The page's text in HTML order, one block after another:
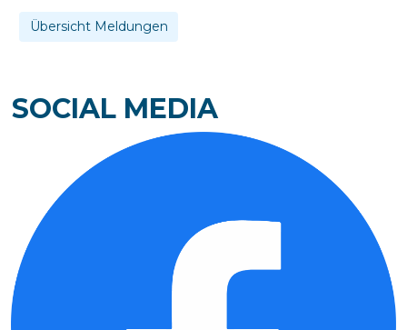
Übersicht Meldungen
SOCIAL MEDIA